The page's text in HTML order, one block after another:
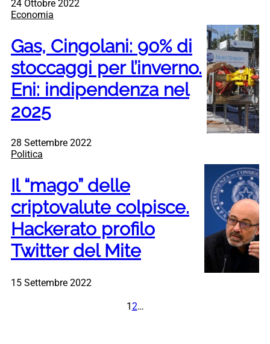
24 Ottobre 2022
Economia
Gas, Cingolani: 90% di
stoccaggi per l’inverno.
Eni: indipendenza nel
2025
28 Settembre 2022
Politica
Il “mago” delle
criptovalute colpisce.
Hackerato profilo
Twitter del Mite
15 Settembre 2022
1 2…